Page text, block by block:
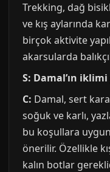
Trekking, dağ
ve kış aylarında
birçok aktivite
akarsularda
S: Damal’ın
C: Damal, sert
soğuk ve karlı,
bu koşullara
önerilir. Özellikle
kalın botlar